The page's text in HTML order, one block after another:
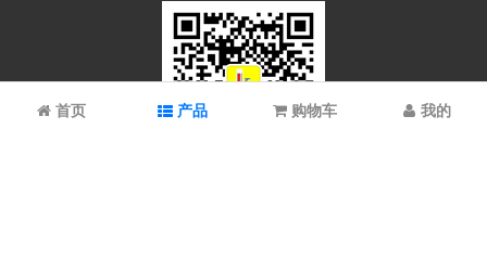
首页 产品 购物车 我的